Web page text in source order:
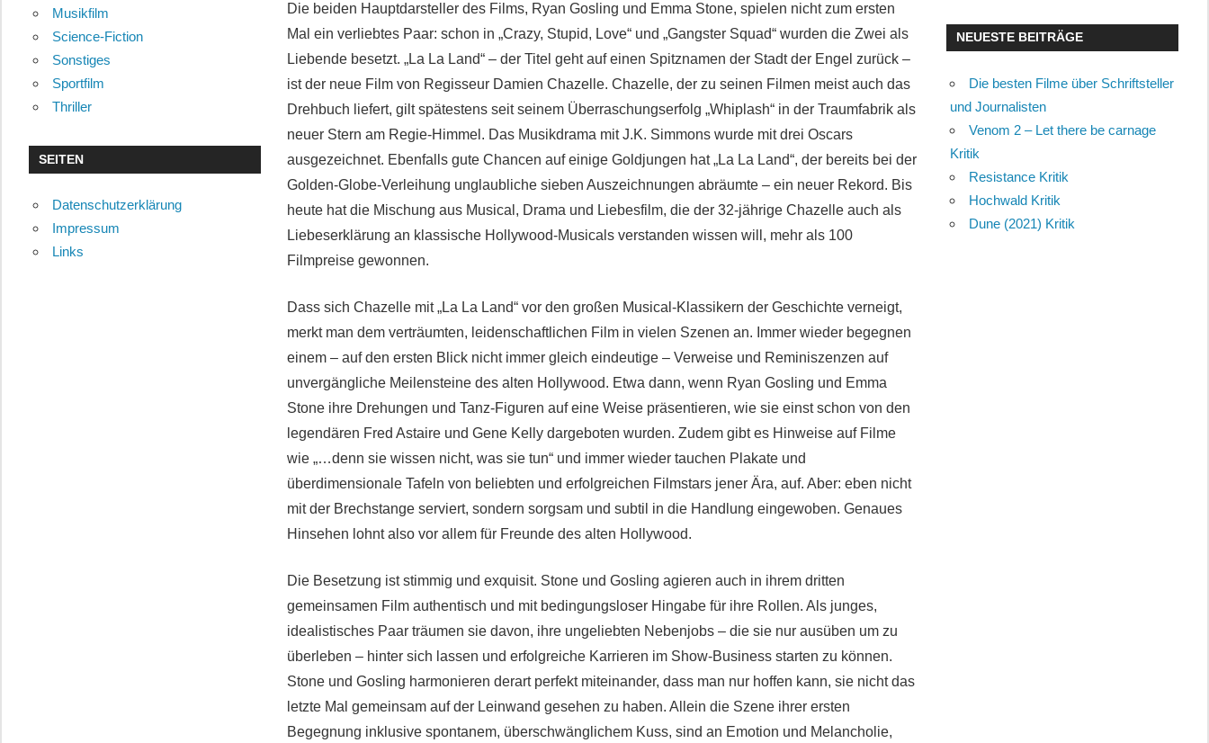
Die beiden Hauptdarsteller des Films, Ryan Gosling und Emma Stone, spielen nicht zum ersten
Mal ein verliebtes Paar: schon in „Crazy, Stupid, Love“ und „Gangster Squad“ wurden die Zwei als
Liebende besetzt. „La La Land“ – der Titel geht auf einen Spitznamen der Stadt der Engel zurück –
ist der neue Film von Regisseur Damien Chazelle. Chazelle, der zu seinen Filmen meist auch das
Drehbuch liefert, gilt spätestens seit seinem Überraschungserfolg „Whiplash“ in der Traumfabrik als
neuer Stern am Regie-Himmel. Das Musikdrama mit J.K. Simmons wurde mit drei Oscars
ausgezeichnet. Ebenfalls gute Chancen auf einige Goldjungen hat „La La Land“, der bereits bei der
Golden-Globe-Verleihung unglaubliche sieben Auszeichnungen abräumte – ein neuer Rekord. Bis
heute hat die Mischung aus Musical, Drama und Liebesfilm, die der 32-jährige Chazelle auch als
Liebeserklärung an klassische Hollywood-Musicals verstanden wissen will, mehr als 100
Filmpreise gewonnen.
Dass sich Chazelle mit „La La Land“ vor den großen Musical-Klassikern der Geschichte verneigt,
merkt man dem verträumten, leidenschaftlichen Film in vielen Szenen an. Immer wieder begegnen
einem – auf den ersten Blick nicht immer gleich eindeutige – Verweise und Reminiszenzen auf
unvergängliche Meilensteine des alten Hollywood. Etwa dann, wenn Ryan Gosling und Emma
Stone ihre Drehungen und Tanz-Figuren auf eine Weise präsentieren, wie sie einst schon von den
legendären Fred Astaire und Gene Kelly dargeboten wurden. Zudem gibt es Hinweise auf Filme
wie „…denn sie wissen nicht, was sie tun“ und immer wieder tauchen Plakate und
überdimensionale Tafeln von beliebten und erfolgreichen Filmstars jener Ära, auf. Aber: eben nicht
mit der Brechstange serviert, sondern sorgsam und subtil in die Handlung eingewoben. Genaues
Hinsehen lohnt also vor allem für Freunde des alten Hollywood.
Die Besetzung ist stimmig und exquisit. Stone und Gosling agieren auch in ihrem dritten
gemeinsamen Film authentisch und mit bedingungsloser Hingabe für ihre Rollen. Als junges,
idealistisches Paar träumen sie davon, ihre ungeliebten Nebenjobs – die sie nur ausüben um zu
überleben – hinter sich lassen und erfolgreiche Karrieren im Show-Business starten zu können.
Stone und Gosling harmonieren derart perfekt miteinander, dass man nur hoffen kann, sie nicht das
letzte Mal gemeinsam auf der Leinwand gesehen zu haben. Allein die Szene ihrer ersten
Begegnung inklusive spontanem, überschwänglichem Kuss, sind an Emotion und Melancholie,
Musikfilm
Science-Fiction
Sonstiges
Sportfilm
Thriller
SEITEN
Datenschutzerklärung
Impressum
Links
NEUESTE BEITRÄGE
Die besten Filme über Schriftsteller
und Journalisten
Venom 2 – Let there be carnage
Kritik
Resistance Kritik
Hochwald Kritik
Dune (2021) Kritik